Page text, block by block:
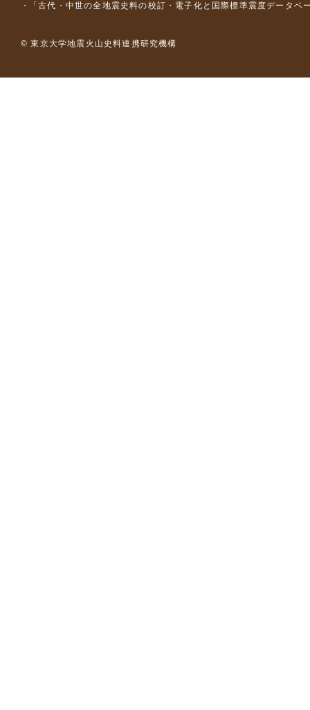
「古代・中世の全地震史料の校訂・電子化と国際標準震度データ
© 東京大学地震火山史料連携研究機構